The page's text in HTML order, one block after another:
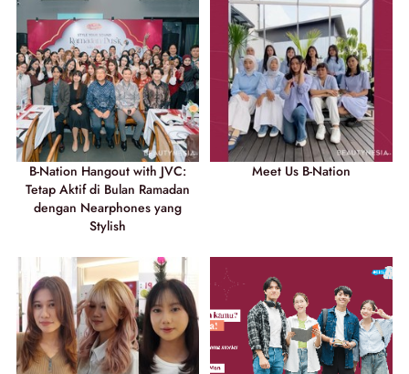
B-Nation Hangout with JVC:
Tetap Aktif di Bulan Ramadan
dengan Nearphones yang
Stylish
Meet Us B-Nation